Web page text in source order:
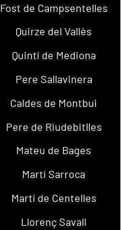
Fost de Campsentelles
Quirze del Vallès
Quintí de Mediona
Pere Sallavinera
Caldes de Montbui
Pere de Riudebitlles
Mateu de Bages
Martí Sarroca
Martí de Centelles
Llorenç Savall